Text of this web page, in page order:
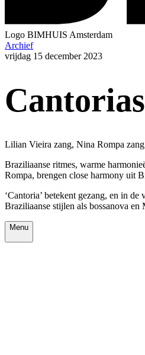
Logo BIMHUIS Amsterdam
Archief
vrijdag 15 december 2023
Cantorias
Lilian Vieira zang, Nina Rompa
Braziliaanse ritmes, warme
Rompa, brengen close harmony uit
‘Cantoria’ betekent gezang, en in
Braziliaanse stijlen als bossanova
Menu